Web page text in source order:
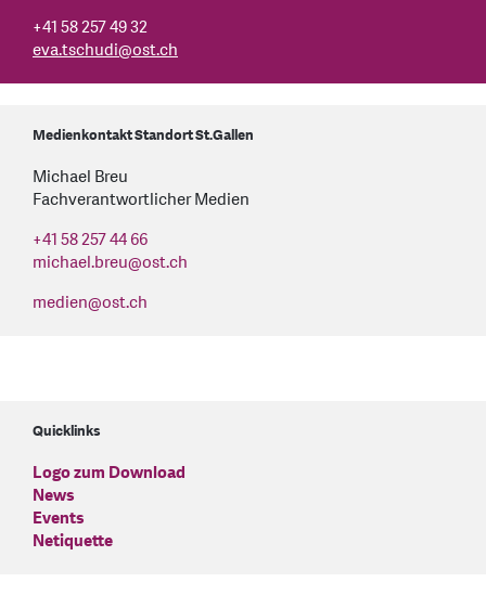
+41 58 257 49 32
eva.tschudi@ost.ch
Medienkontakt Standort St.Gallen
Michael Breu
Fachverantwortlicher Medien
+41 58 257 44 66
michael.breu@ost.ch
medien@ost.ch
Quicklinks
Logo zum Download
News
Events
Netiquette